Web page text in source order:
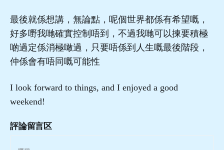
最後就係想講，無論點，呢個世界都係有希望嘅，
好多嘢我哋確實控制唔到，不過我哋可以揀要積極
啲過定係消極噉過，只要唔係到人生嘅最後階段，
仲係會有唔同嘅可能性
I look forward to things, and I enjoyed a good
weekend!
評論留言区